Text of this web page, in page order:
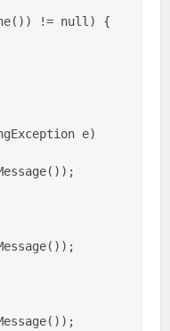
!= null) {
e)